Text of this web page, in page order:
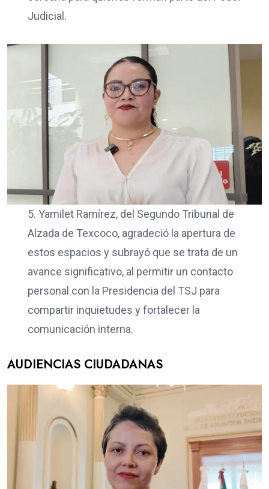
Judicial.
5. Yamilet Ramírez, del Segundo Tribunal de
Alzada de Texcoco, agradeció la apertura de
estos espacios y subrayó que se trata de un
avance significativo, al permitir un contacto
personal con la Presidencia del TSJ para
compartir inquietudes y fortalecer la
comunicación interna.
AUDIENCIAS CIUDADANAS